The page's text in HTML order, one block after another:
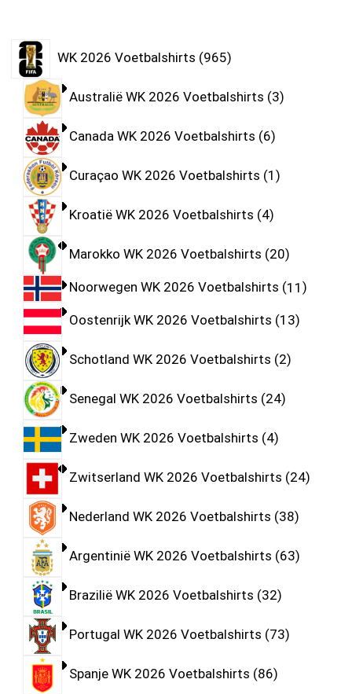
WK 2026 Voetbalshirts 965
Australië WK 2026 Voetbalshirts 3
Canada WK 2026 Voetbalshirts 6
Curaçao WK 2026 Voetbalshirts 1
Kroatië WK 2026 Voetbalshirts 4
Marokko WK 2026 Voetbalshirts 20
Noorwegen WK 2026 Voetbalshirts 11
Oostenrijk WK 2026 Voetbalshirts 13
Schotland WK 2026 Voetbalshirts 2
Senegal WK 2026 Voetbalshirts 24
Zweden WK 2026 Voetbalshirts 4
Zwitserland WK 2026 Voetbalshirts 24
Nederland WK 2026 Voetbalshirts 38
Argentinië WK 2026 Voetbalshirts 63
Brazilië WK 2026 Voetbalshirts 32
Portugal WK 2026 Voetbalshirts 73
Spanje WK 2026 Voetbalshirts 86